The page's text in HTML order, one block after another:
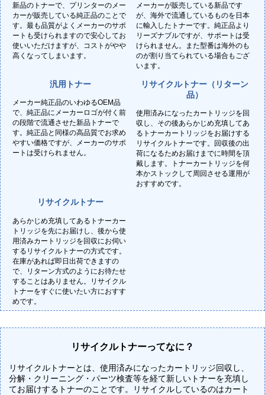
新品のトナーで、プリンターのメー
カーが販売している純正品のことで
す。最も品質がよくメーカーのサポ
ートも受けられますので安心してお
使いいただけますが、コストがやや
高くなってしまいます。
メーカーが販売している新品です
が、海外で流通しているものを日本
に輸入したトナーです。純正品より
リーズナブルですが、サポートは受
けられません。また型番は海外のも
のが割り当てられている場合もござ
います。
汎用トナー
メーカー純正品のいわゆるOEM品
で、純正品にメーカーロゴが付く前
の段階で流通させた新品トナーで
す。純正品と同様の高品質でお求め
やすい価格ですが、メーカーのサポ
ートは受けられません。
リサイクルトナー（リターン
品）
使用済みになったカートリッジを回
収し、その後あらかじめ充填してあ
るトナーカートリッジをお届けする
リサイクルトナーです。回収後の出
荷になるためお届けまでに時間を頂
戴します。トナーカートリッジを何
本かストックして周回させる運用が
おすすめです。
リサイクルトナー
あらかじめ充填してあるトナーカー
トリッジを先にお届けし、後から使
用済みカートリッジを回収にお伺い
するリサイクルトナーの方式です。
在庫があれば即日出荷できますの
で、リターン方式のようにお待たせ
することはありません。リサイクル
トナーをすぐに使いたい方におすす
めです。
リサイクルトナーってなに？
リサイクルトナーとは、使用済みになったカートリッジ回収し、
分解・クリーニング・パーツ検査等を経て新しいトナーを充填し
てお届けするトナーのことです。リサイクルしているのはカート